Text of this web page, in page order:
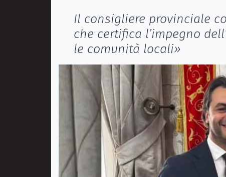
Il consigliere provinciale
che certifica l’impegno
le comunità locali»